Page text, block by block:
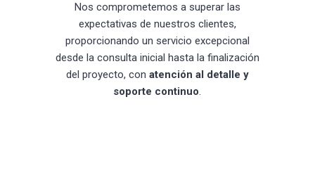
Nos comprometemos a superar las
expectativas de nuestros clientes,
proporcionando un servicio excepcional
desde la consulta inicial hasta la finalización
del proyecto, con atención al detalle y
soporte continuo.